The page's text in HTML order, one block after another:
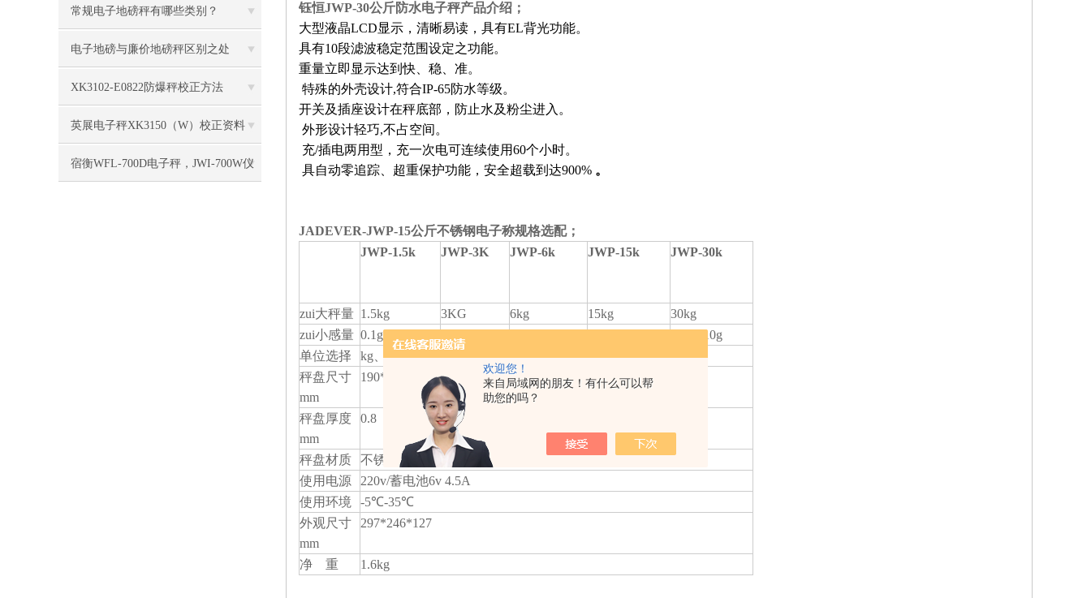
欢迎您！
来自局域网的朋友！有什么可以帮
助您的吗？
常规电子地磅秤有哪些类别？
电子地磅与廉价地磅秤区别之处
XK3102-E0822防爆秤校正方法
英展电子秤XK3150（W）校正资料
宿衡WFL-700D电子秤，JWI-700W仪
钰恒JWP-30公斤防水电子秤产品介绍；
大型液晶LCD显示，清晰易读，具有EL背光功能。
具有10段滤波稳定范围设定之功能。
重量立即显示达到快、稳、准。
特殊的外壳设计,符合IP-65防水等级。
开关及插座设计在秤底部，防止水及粉尘进入。
外形设计轻巧,不占空间。
充/插电两用型，充一次电可连续使用60个小时。
具自动零追踪、超重保护功能，安全超载到达900% 。
JADEVER-JWP-15公斤不锈钢电子称规格选配；
JWP-1.5k
JWP-3K JWP-6k JWP-15k JWP-30k
zui大秤量 1.5kg 3KG 6kg 15kg
30kg
zui小感量 0.1g/0.2g/0.5g
2/g5g/10g
单位选择
kg 、g、pcs
秤盘尺寸
mm
190*230
秤盘厚度
mm
0.8
秤盘材质
不锈钢
使用电源
220v/蓄电池6v 4.5A
使用环境
-5℃-35℃
外观尺寸
mm
297*246*127
净 重 1.6kg